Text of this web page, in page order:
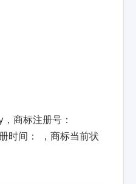
商标注册号：
时间： ，商标当前状